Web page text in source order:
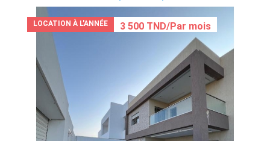
LOCATION À L'ANNÉE 3 500 TND/Par mois